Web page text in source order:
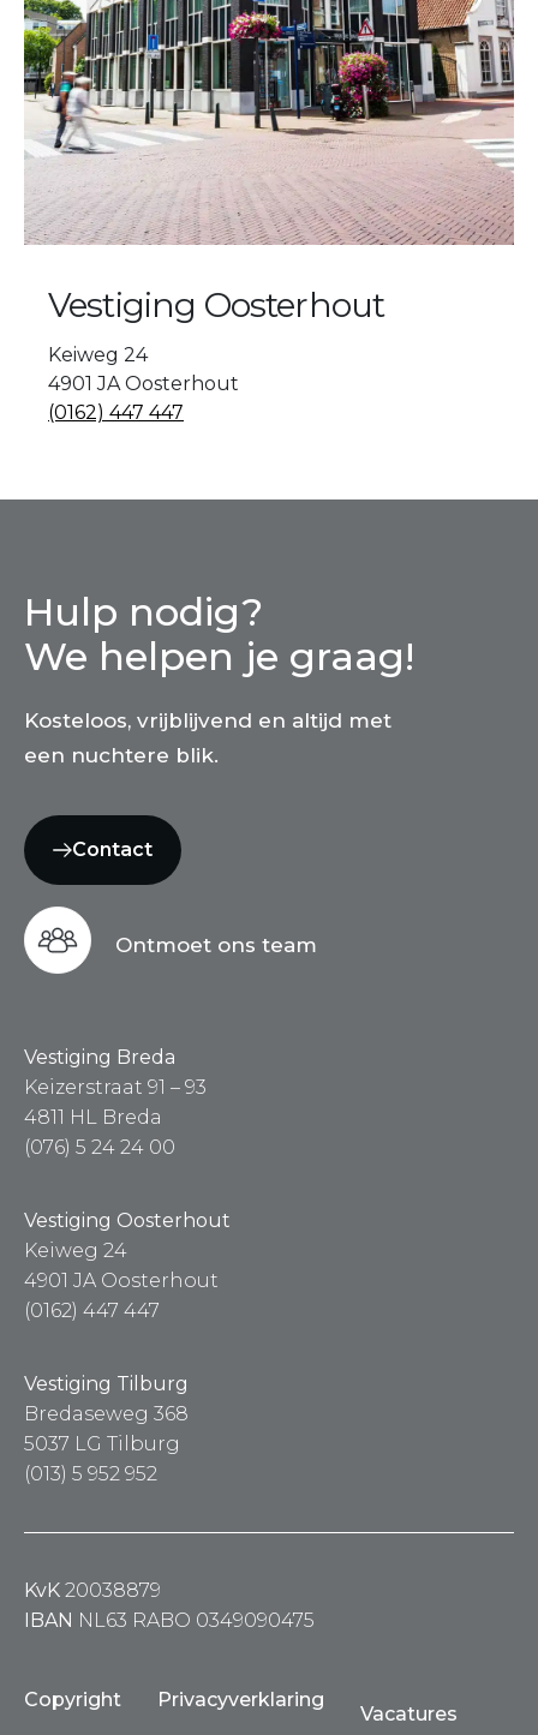
Vestiging Oosterhout
Keiweg 24
4901 JA Oosterhout
(0162) 447 447
Hulp nodig?
We helpen je graag!
Kosteloos, vrijblijvend en altijd met
een nuchtere blik.
Contact
Ontmoet ons team
Vestiging Breda
Keizerstraat 91 – 93
4811 HL Breda
(076) 5 24 24 00
Vestiging Oosterhout
Keiweg 24
4901 JA Oosterhout
(0162) 447 447
Vestiging Tilburg
Bredaseweg 368
5037 LG Tilburg
(013) 5 952 952
KvK 20038879
IBAN NL63 RABO 0349090475
Copyright Privacyverklaring
Vacatures